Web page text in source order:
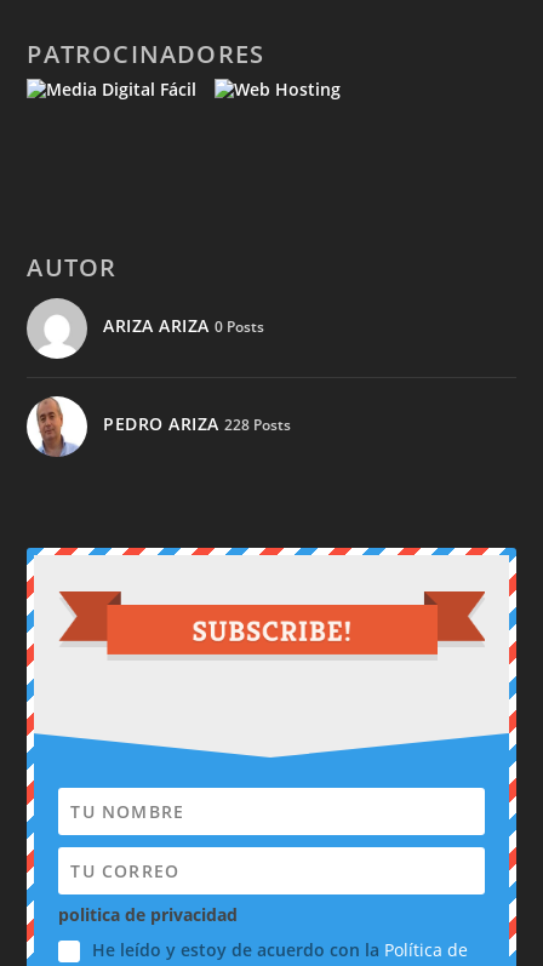
PATROCINADORES
AUTOR
ARIZA ARIZA 0 Posts
PEDRO ARIZA 228 Posts
politica de privacidad
He leído y estoy de acuerdo con la Política de